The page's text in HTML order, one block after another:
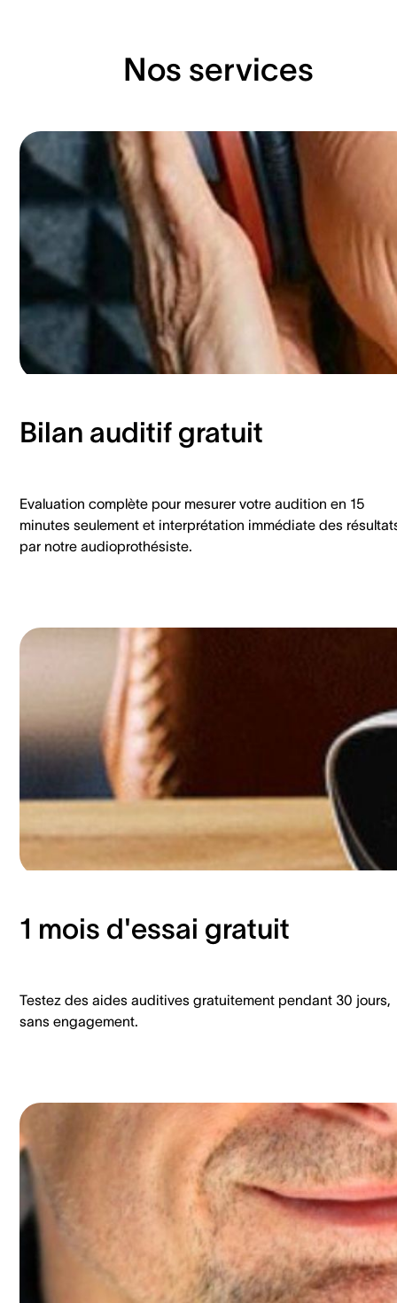
Nos services
Bilan auditif gratuit
Evaluation complète pour mesurer votre audition en 15
minutes seulement et interprétation immédiate des
par notre audioprothésiste.
1 mois d'essai gratuit
Testez des aides auditives gratuitement pendant 30 jours,
sans engagement.